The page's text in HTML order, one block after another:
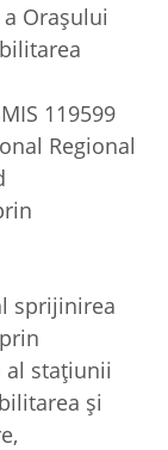
Orașului
119599
Regional
sprijinirea
al stațiunii
și